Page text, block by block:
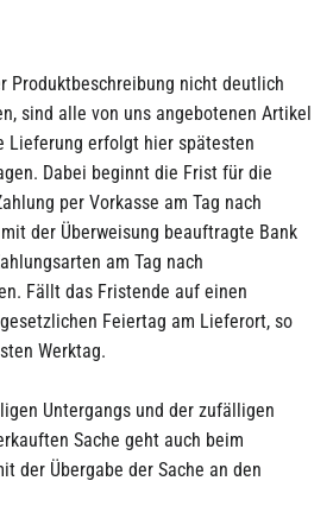
Produktbeschreibung nicht deutlich
sind alle von uns angebotenen Artikel
Lieferung erfolgt hier spätesten
Dabei beginnt die Frist für die
per Vorkasse am Tag nach
der Überweisung beauftragte Bank
am Tag nach
Fällt das Fristende auf einen
Feiertag am Lieferort, so
Werktag.
Untergangs und der zufälligen
Sache geht auch beim
der Übergabe der Sache an den